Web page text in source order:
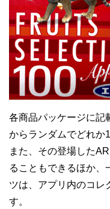
各商品パッケージに記
からランダムでどれか
また、その登場した
ることもできるほか、
ツは、アプリ内のコレ
す。